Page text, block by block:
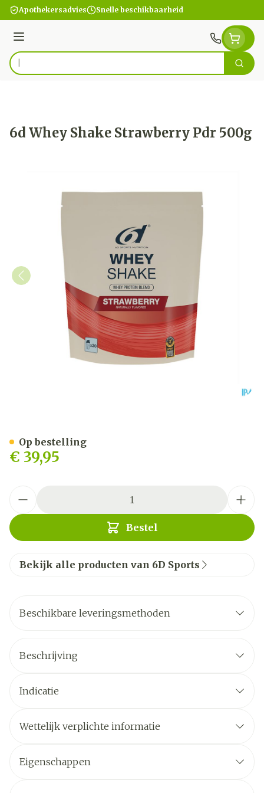
Ga naar de inhoud
Apothekersadvies Snelle beschikbaarheid
Menu
Product, merk, categorie... Zoek
6d Whey Shake Strawberry Pdr 500g
€ 39,95
Bestel
Op bestelling
Bekijk alle producten van 6D Sports
Beschikbare leveringsmethoden
Beschrijving
Indicatie
Wettelijk verplichte informatie
Eigenschappen